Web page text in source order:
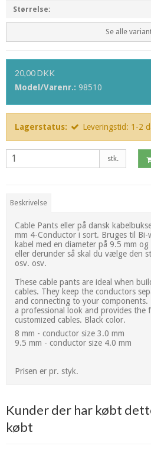
Størrelse:
Se alle
20,00 DKK
Model/Varenr.: 98510
Lagerstatus: Leveringstid: 1-2
stk.
Beskrivelse
Cable Pants eller på dansk
mm 4-Conductor i sort. Bruges til
kabel med en diameter på 9.5 mm
eller derunder så skal du vælge den
osv. osv.
These cable pants are ideal when
cables. They keep the conductors
and connecting to your components.
a professional look and provides the
customized cables. Black color.
8 mm - conductor size 3.0 mm
9.5 mm - conductor size 4.0 mm
Prisen er pr. styk.
Kunder der har købt
købt